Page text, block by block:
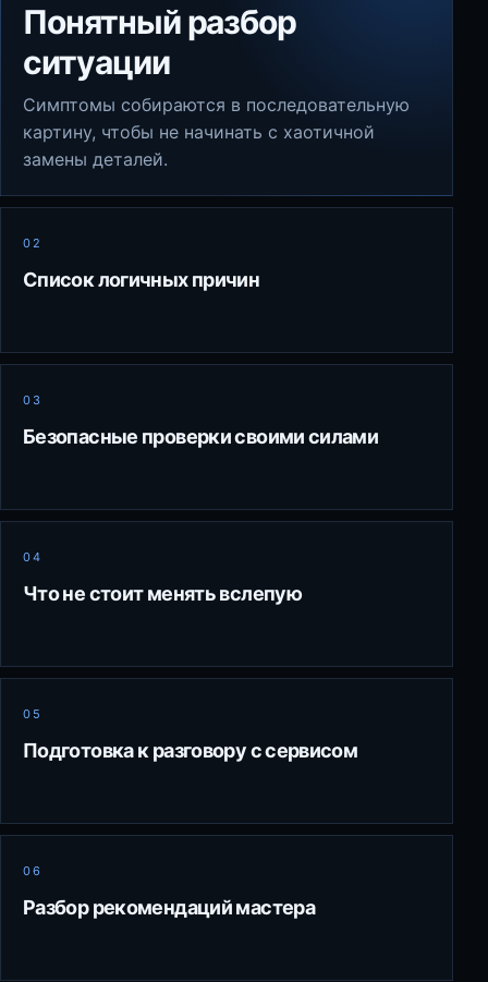
Понятный разбор
ситуации
Симптомы собираются в последовательную
картину, чтобы не начинать с хаотичной
замены деталей.
02
Список логичных причин
03
Безопасные проверки своими силами
04
Что не стоит менять вслепую
05
Подготовка к разговору с сервисом
06
Разбор рекомендаций мастера